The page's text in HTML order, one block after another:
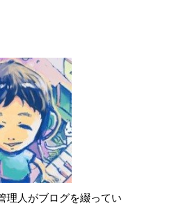
理人がブログを綴ってい